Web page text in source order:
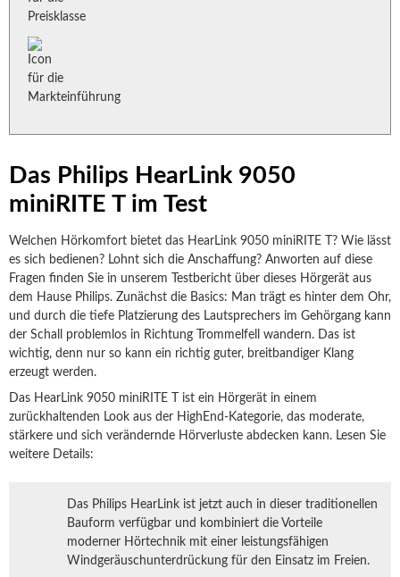
Das Philips HearLink 9050
miniRITE T im Test
Welchen Hörkomfort bietet das HearLink 9050 miniRITE T? Wie lässt
es sich bedienen? Lohnt sich die Anschaffung? Anworten auf diese
Fragen finden Sie in unserem Testbericht über dieses Hörgerät aus
dem Hause Philips. Zunächst die Basics: Man trägt es hinter dem Ohr,
und durch die tiefe Platzierung des Lautsprechers im Gehörgang kann
der Schall problemlos in Richtung Trommelfell wandern. Das ist
wichtig, denn nur so kann ein richtig guter, breitbandiger Klang
erzeugt werden.
Das HearLink 9050 miniRITE T ist ein Hörgerät in einem
zurückhaltenden Look aus der HighEnd-Kategorie, das moderate,
stärkere und sich verändernde Hörverluste abdecken kann. Lesen Sie
weitere Details:
Das Philips HearLink ist jetzt auch in dieser traditionellen
Bauform verfügbar und kombiniert die Vorteile
moderner Hörtechnik mit einer leistungsfähigen
Windgeräuschunterdrückung für den Einsatz im Freien.